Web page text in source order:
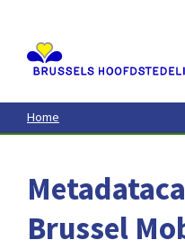
contenu
principal
Home
Brussel